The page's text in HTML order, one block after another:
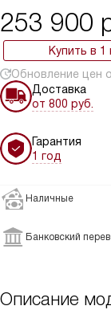
253 900
Купить в 1
Обновление цен
Доставка
от 800 руб.
Гарантия
1 год
Наличные
Банковский
Описание